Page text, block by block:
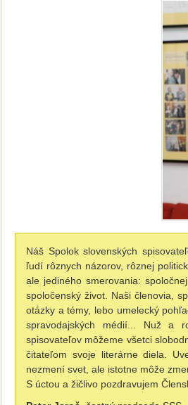
Náš Spolok slovenských
ľudí rôznych názorov, rôznej
ale jediného smerovania:
spoločenský život. Naši členovia,
otázky a témy, lebo umelecký
spravodajských médií... Nuž a
spisovateľov môžeme všetci
čitateľom svoje literárne diela.
nezmení svet, ale istotne môže
S úctou a žičlivo pozdravujem